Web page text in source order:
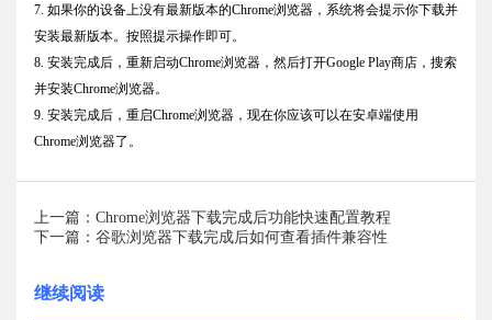
7. 如果你的设备上没有最新版本的Chrome浏览器，系统将会提示你下载并
安装最新版本。按照提示操作即可。
8. 安装完成后，重新启动Chrome浏览器，然后打开Google Play商店，搜索
并安装Chrome浏览器。
9. 安装完成后，重启Chrome浏览器，现在你应该可以在安卓端使用
Chrome浏览器了。
上一篇：Chrome浏览器下载完成后功能快速配置教程
下一篇：谷歌浏览器下载完成后如何查看插件兼容性
继续阅读